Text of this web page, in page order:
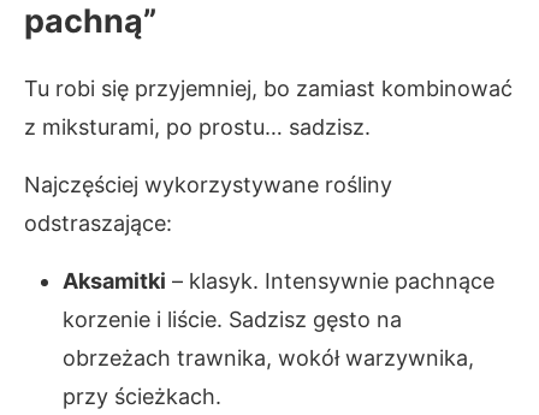
pachną”
Tu robi się przyjemniej, bo zamiast kombinować
z miksturami, po prostu… sadzisz.
Najczęściej wykorzystywane rośliny
odstraszające:
Aksamitki – klasyk. Intensywnie pachnące
korzenie i liście. Sadzisz gęsto na
obrzeżach trawnika, wokół warzywnika,
przy ścieżkach.